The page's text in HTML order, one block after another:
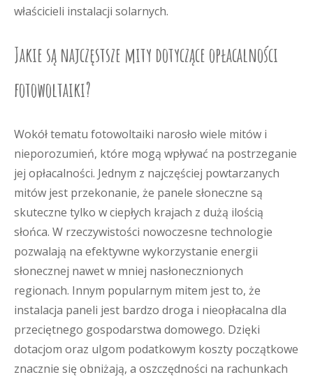
właścicieli instalacji solarnych.
Jakie są najczęstsze mity dotyczące opłacalności
fotowoltaiki?
Wokół tematu fotowoltaiki narosło wiele mitów i
nieporozumień, które mogą wpływać na postrzeganie
jej opłacalności. Jednym z najczęściej powtarzanych
mitów jest przekonanie, że panele słoneczne są
skuteczne tylko w ciepłych krajach z dużą ilością
słońca. W rzeczywistości nowoczesne technologie
pozwalają na efektywne wykorzystanie energii
słonecznej nawet w mniej nasłonecznionych
regionach. Innym popularnym mitem jest to, że
instalacja paneli jest bardzo droga i nieopłacalna dla
przeciętnego gospodarstwa domowego. Dzięki
dotacjom oraz ulgom podatkowym koszty początkowe
znacznie się obniżają, a oszczędności na rachunkach